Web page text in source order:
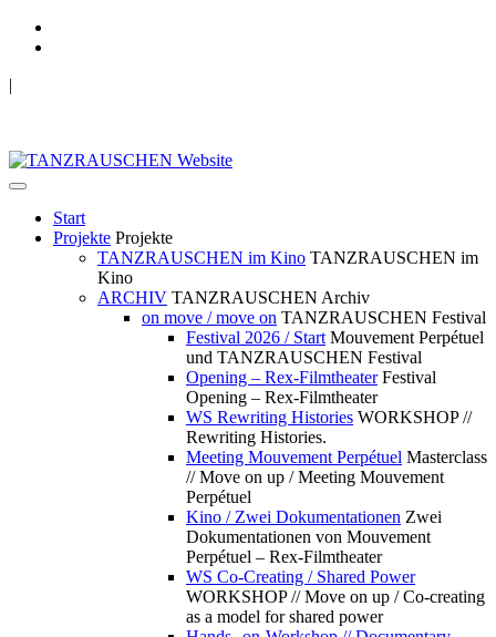
|
Start
Projekte Projekte
TANZRAUSCHEN im Kino TANZRAUSCHEN im
Kino
ARCHIV TANZRAUSCHEN Archiv
on move / move on TANZRAUSCHEN Festival
Festival 2026 / Start Mouvement Perpétuel
und TANZRAUSCHEN Festival
Opening – Rex-Filmtheater Festival
Opening – Rex-Filmtheater
WS Rewriting Histories WORKSHOP //
Rewriting Histories.
Meeting Mouvement Perpétuel Masterclass
// Move on up / Meeting Mouvement
Perpétuel
Kino / Zwei Dokumentationen Zwei
Dokumentationen von Mouvement
Perpétuel – Rex-Filmtheater
WS Co-Creating / Shared Power
WORKSHOP // Move on up / Co-creating
as a model for shared power